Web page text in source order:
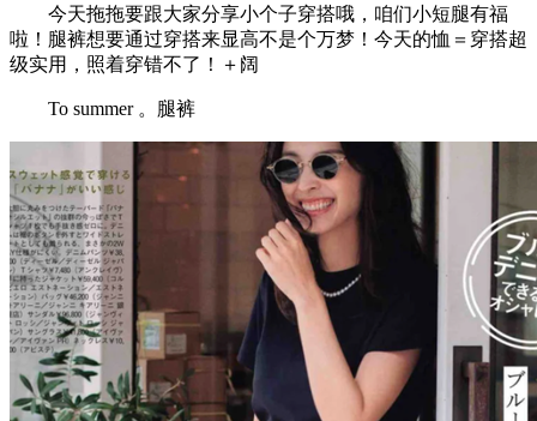
今天拖拖要跟大家分享小个子穿搭哦，咱们小短腿有福
啦！腿裤想要通过穿搭来显高不是个万梦！今天的恤＝穿搭超
级实用，照着穿错不了！＋阔
To summer 。腿裤